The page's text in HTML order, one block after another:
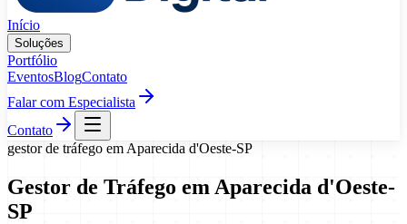
Início
Soluções
Portfólio
EventosBlogContato
Falar com Especialista
Contato
gestor de tráfego em Aparecida d'Oeste-SP
Gestor de Tráfego em Aparecida d'Oeste-
SP